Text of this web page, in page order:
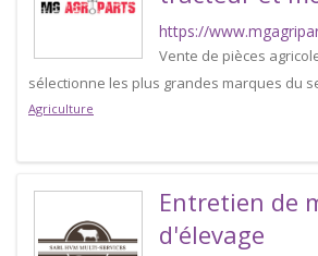
https://
Vente de pièces
sélectionne les plus grandes marques du
Agriculture
Entretien de
d'élevage